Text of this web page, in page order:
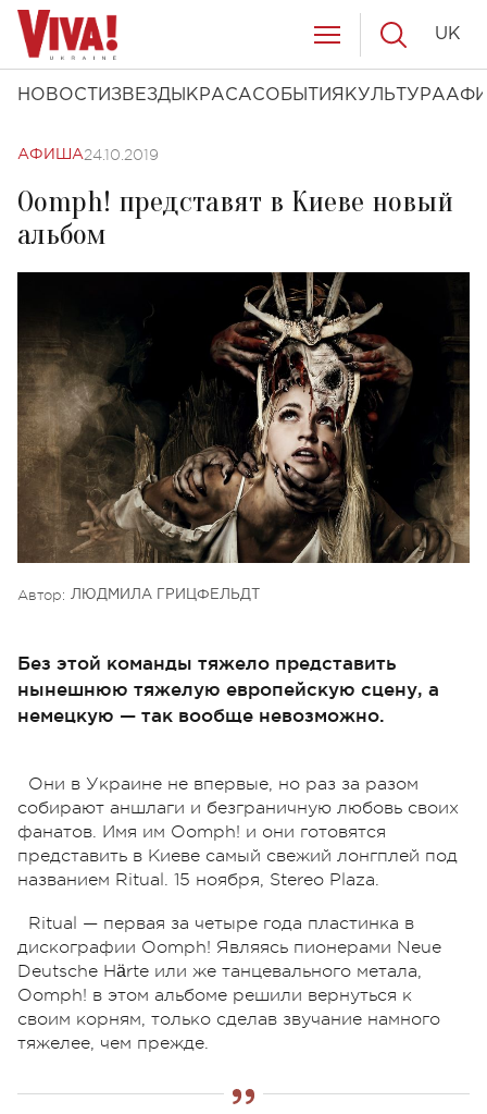
НОВОСТИ ЗВЕЗДЫ КРАСАСОБЫТИЯ КУЛЬТУРА
UK
АФИША24.10.2019
Oomph! представят в Киеве новый
альбом
Автор: ЛЮДМИЛА ГРИЦФЕЛЬДТ
Без этой команды тяжело представить
нынешнюю тяжелую европейскую сцену, а
немецкую — так вообще невозможно.
Они в Украине не впервые, но раз за разом
собирают аншлаги и безграничную любовь своих
фанатов. Имя им Oomph! и они готовятся
представить в Киеве самый свежий лонгплей под
названием Ritual. 15 ноября, Stereo Plaza.
Ritual — первая за четыре года пластинка в
дискографии Oomph! Являясь пионерами Neue
Deutsche Härte или же танцевального метала,
Oomph! в этом альбоме решили вернуться к
своим корням, только сделав звучание намного
тяжелее, чем прежде.